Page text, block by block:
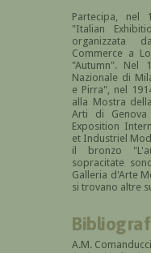
Partecipa, nel
"Italian
organizzata
Commerce a
"Autumn". Nel
Nazionale di
e Pirra", nel
alla Mostra
Arti di
Exposition
et Industriel
il bronzo
sopracitate
Galleria d'Arte
si trovano altre
A.M.